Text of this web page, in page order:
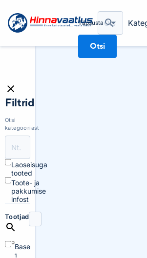
Täpsusta
Otsi
Filtrid
Otsi
kategooriast
Laoseisuga
tooted
Toote- ja
pakkumise
infost
Tootjad
Base
1